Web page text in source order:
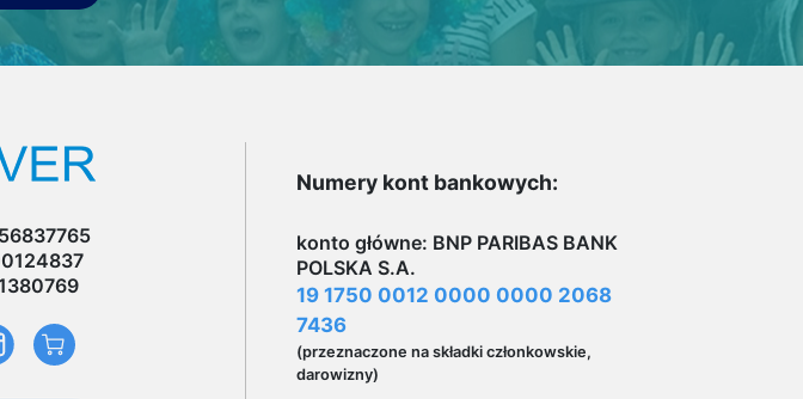
Numery kont bankowych:
konto główne: BNP PARIBAS BANK
POLSKA S.A.
19 1750 0012 0000 0000 2068
7436
(przeznaczone na składki członkowskie,
darowizny)